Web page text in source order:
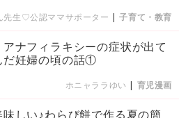
先生♡公認ママサポーター |子育て・教育
アナフィラキシーの症状が出て
だ妊婦の頃の話①
ホニャララゆい | 育児漫画
しい♪わらび餅で作る夏の簡